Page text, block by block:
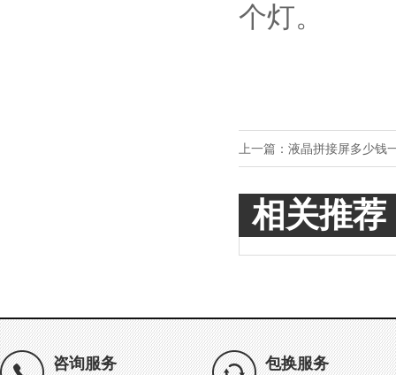
个灯。
上一篇： 液晶拼接屏多少钱
相关推荐
咨询服务 包换服务